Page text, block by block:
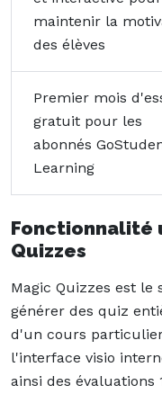
maintenir la
des élèves
Premier mois
gratuit pour les
abonnés
Learning
Fonctionnalité
Quizzes
Magic Quizzes est
générer des quiz
d'un cours
l'interface visio
ainsi des évaluations